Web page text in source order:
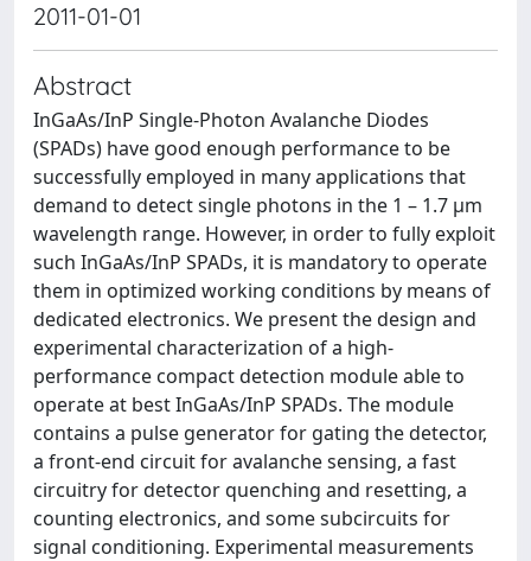
2011-01-01
Abstract
InGaAs/InP Single-Photon Avalanche Diodes
(SPADs) have good enough performance to be
successfully employed in many applications that
demand to detect single photons in the 1 – 1.7 μm
wavelength range. However, in order to fully exploit
such InGaAs/InP SPADs, it is mandatory to operate
them in optimized working conditions by means of
dedicated electronics. We present the design and
experimental characterization of a high-
performance compact detection module able to
operate at best InGaAs/InP SPADs. The module
contains a pulse generator for gating the detector,
a front-end circuit for avalanche sensing, a fast
circuitry for detector quenching and resetting, a
counting electronics, and some subcircuits for
signal conditioning. Experimental measurements